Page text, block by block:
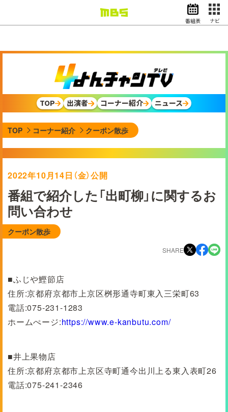
ドラマ
スポーツ
動画イズム ニュース
天気・防災
映画 アナウンサー
グッズ
EN
番組表 ナビ
TOP 出演者 コーナー紹介 ニュース
TOP コーナー紹介 クーポン散歩
2022年10月14日（金）公開
番組で紹介した「出町柳」に関するお
問い合わせ
クーポン散歩
SHARE
■ふじや鰹節店
住所:京都府京都市上京区桝形通寺町東入三栄町63
電話:075-231-1283
ホームぺージ:https://www.e-kanbutu.com/
■井上果物店
住所:京都府京都市上京区寺町通今出川上る東入表町26
電話:075-241-2346